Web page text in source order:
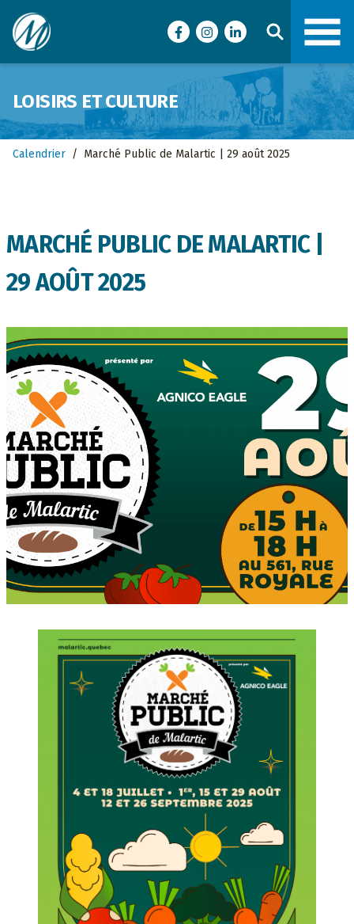
Ville de Malartic
FacebookInstagramLinkedIn
LOISIRS ET CULTURE
Calendrier / Marché Public de Malartic | 29 août 2025
MARCHÉ PUBLIC DE MALARTIC |
29 AOÛT 2025
Description